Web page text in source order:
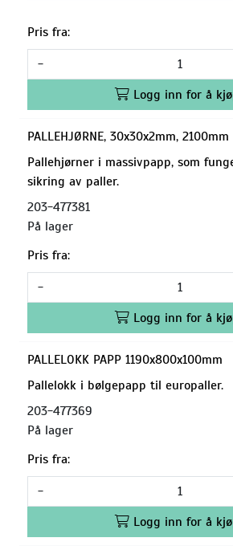
Pris fra:
-
Logg inn for å
PALLEHJØRNE, 30x30x2mm, 2100mm
Pallehjørner i massivpapp, som
sikring av paller.
203-477381
På lager
Pris fra:
-
Logg inn for å
PALLELOKK PAPP 1190x800x100mm
Pallelokk i bølgepapp til europaller.
203-477369
På lager
Pris fra:
-
Logg inn for å